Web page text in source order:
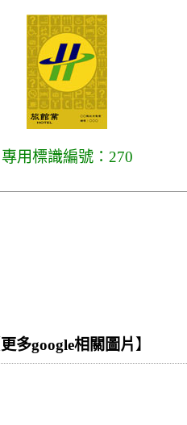
專用標識編號：270
更多google相關圖片 】